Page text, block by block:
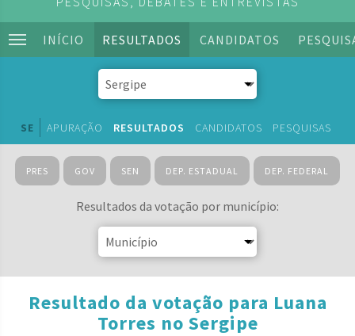
INÍCIO RESULTADOS CANDIDATOS
SE APURAÇÃO RESULTADOS CANDIDATOS PESQUISAS
PRES GOV SEN DEP. ESTADUAL DEP. FEDERAL
Resultados da votação por município:
Resultado da votação para Luana
Torres no Sergipe